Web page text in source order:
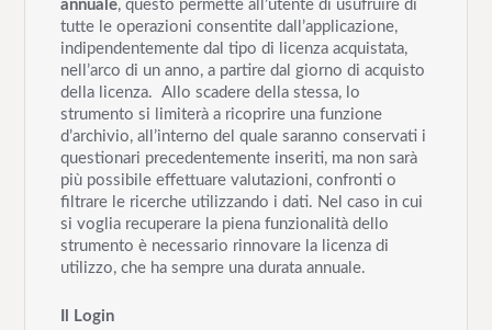
annuale, questo permette all’utente di usufruire di
tutte le operazioni consentite dall’applicazione,
indipendentemente dal tipo di licenza acquistata,
nell’arco di un anno, a partire dal giorno di acquisto
della licenza. Allo scadere della stessa, lo
strumento si limiterà a ricoprire una funzione
d’archivio, all’interno del quale saranno conservati i
questionari precedentemente inseriti, ma non sarà
più possibile effettuare valutazioni, confronti o
filtrare le ricerche utilizzando i dati. Nel caso in cui
si voglia recuperare la piena funzionalità dello
strumento è necessario rinnovare la licenza di
utilizzo, che ha sempre una durata annuale.
Il Login